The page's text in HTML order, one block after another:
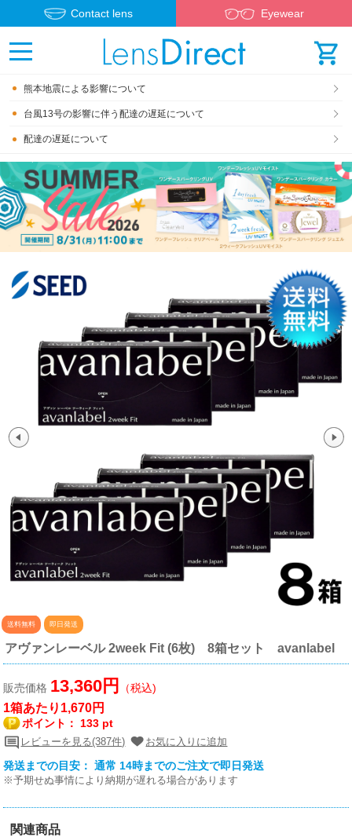
Contact lens Eyewear
熊本地震による影響について
台風13号の影響に伴う配達の遅延について
配達の遅延について
送料無料 即日発送
アヴァンレーベル 2week Fit (6枚) 8箱セット avanlabel
販売価格 13,360円 （税込)
1箱あたり1,670円
ポイント： 133 pt
レビューを見る(387件) お気に入りに追加
発送までの目安： 通常 14時までのご注文で即日発送
※予期せぬ事情により納期が遅れる場合があります
関連商品